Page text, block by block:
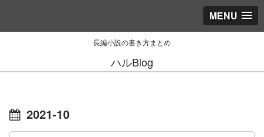
MENU
長編小説の書き方まとめ
ハルBlog
2021-10